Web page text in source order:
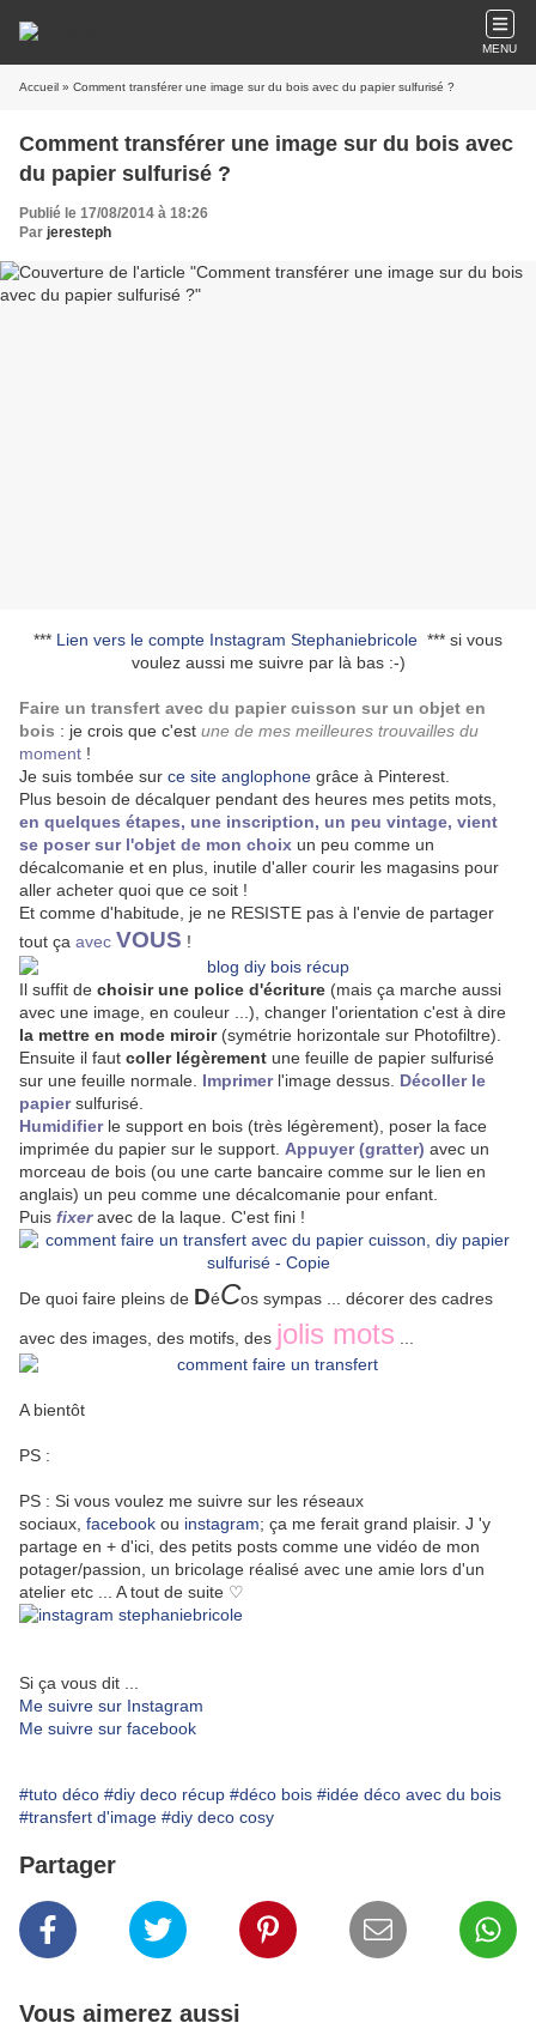
MENU
Accueil » Comment transférer une image sur du bois avec du papier sulfurisé ?
Comment transférer une image sur du bois avec
du papier sulfurisé ?
Publié le 17/08/2014 à 18:26
Par jeresteph
*** Lien vers le compte Instagram Stephaniebricole *** si vous
voulez aussi me suivre par là bas :-)
Faire un transfert avec du papier cuisson sur un objet en
bois : je crois que c'est une de mes meilleures trouvailles du
moment !
Je suis tombée sur ce site anglophone grâce à Pinterest.
Plus besoin de décalquer pendant des heures mes petits mots,
en quelques étapes, une inscription, un peu vintage, vient
se poser sur l'objet de mon choix un peu comme un
décalcomanie et en plus, inutile d'aller courir les magasins pour
aller acheter quoi que ce soit !
Et comme d'habitude, je ne RESISTE pas à l'envie de partager
tout ça avec VOUS !
Il suffit de choisir une police d'écriture (mais ça marche aussi
avec une image, en couleur ...), changer l'orientation c'est à dire
la mettre en mode miroir(symétrie horizontale sur Photofiltre).
Ensuite il faut coller légèrement une feuille de papier sulfurisé
sur une feuille normale. Imprimerl'image dessus. Décoller le
papier sulfurisé.
Humidifierle support en bois (très légèrement), poser la face
imprimée du papier sur le support. Appuyer (gratter) avec un
morceau de bois (ou une carte bancaire comme sur le lien en
anglais) un peu comme une décalcomanie pour enfant.
Puis fixeravec de la laque. C'est fini !
De quoi faire pleins de DéCos sympas ... décorer des cadres
avec des images, des motifs, des jolis mots
A bientôt
PS :
PS : Si vous voulez me suivre sur les réseaux
sociaux, facebook ou instagram; ça me ferait grand plaisir. J 'y
partage en + d'ici, des petits posts comme une vidéo de mon
potager/passion, un bricolage réalisé avec une amie lors d'un
atelier etc ... A tout de suite ♡
Si ça vous dit ...
Me suivre sur Instagram
Me suivre sur facebook
#tuto déco #diy deco récup #déco bois #idée déco avec du bois
#transfert d'image #diy deco cosy
Partager
Vous aimerez aussi